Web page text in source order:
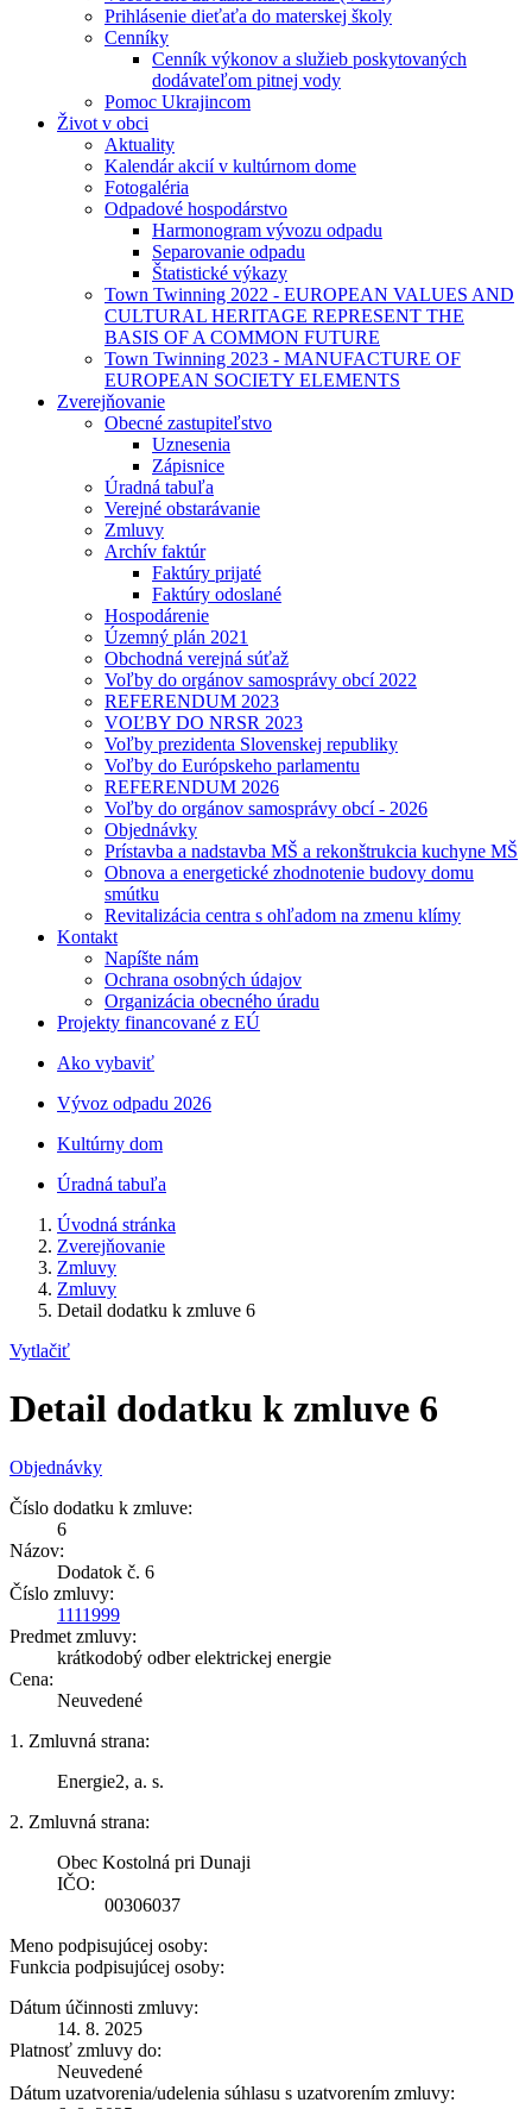
Prihlásenie dieťaťa do materskej školy
Cenníky
Cenník výkonov a služieb poskytovaných
dodávateľom pitnej vody
Pomoc Ukrajincom
Život v obci
Aktuality
Kalendár akcií v kultúrnom dome
Fotogaléria
Odpadové hospodárstvo
Harmonogram vývozu odpadu
Separovanie odpadu
Štatistické výkazy
Town Twinning 2022 - EUROPEAN VALUES AND
CULTURAL HERITAGE REPRESENT THE
BASIS OF A COMMON FUTURE
Town Twinning 2023 - MANUFACTURE OF
EUROPEAN SOCIETY ELEMENTS
Zverejňovanie
Obecné zastupiteľstvo
Uznesenia
Zápisnice
Úradná tabuľa
Verejné obstarávanie
Zmluvy
Archív faktúr
Faktúry prijaté
Faktúry odoslané
Hospodárenie
Územný plán 2021
Obchodná verejná súťaž
Voľby do orgánov samosprávy obcí 2022
REFERENDUM 2023
VOĽBY DO NRSR 2023
Voľby prezidenta Slovenskej republiky
Voľby do Európskeho parlamentu
REFERENDUM 2026
Voľby do orgánov samosprávy obcí - 2026
Objednávky
Prístavba a nadstavba MŠ a rekonštrukcia kuchyne MŠ
Obnova a energetické zhodnotenie budovy domu
smútku
Revitalizácia centra s ohľadom na zmenu klímy
Kontakt
Napíšte nám
Ochrana osobných údajov
Organizácia obecného úradu
Projekty financované z EÚ
Ako vybaviť
Vývoz odpadu 2026
Kultúrny dom
Úradná tabuľa
Úvodná stránka
Zverejňovanie
Zmluvy
Zmluvy
Detail dodatku k zmluve 6
Vytlačiť
Detail dodatku k zmluve 6
Objednávky
Číslo dodatku k zmluve:
6
Názov:
Dodatok č. 6
Číslo zmluvy:
1111999
Predmet zmluvy:
krátkodobý odber elektrickej energie
Cena:
Neuvedené
1. Zmluvná strana:
Energie2, a. s.
2. Zmluvná strana:
Obec Kostolná pri Dunaji
IČO:
00306037
Meno podpisujúcej osoby:
Funkcia podpisujúcej osoby:
Dátum účinnosti zmluvy:
14. 8. 2025
Platnosť zmluvy do:
Neuvedené
Dátum uzatvorenia/udelenia súhlasu s uzatvorením zmluvy: